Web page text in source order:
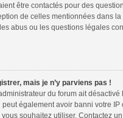
être contactés pour des
de celles mentionnées dans la
abus ou les questions légales
mais je n’y parviens pas !
du forum ait
également avoir banni votre IP
souhaitez utiliser. Contactez un